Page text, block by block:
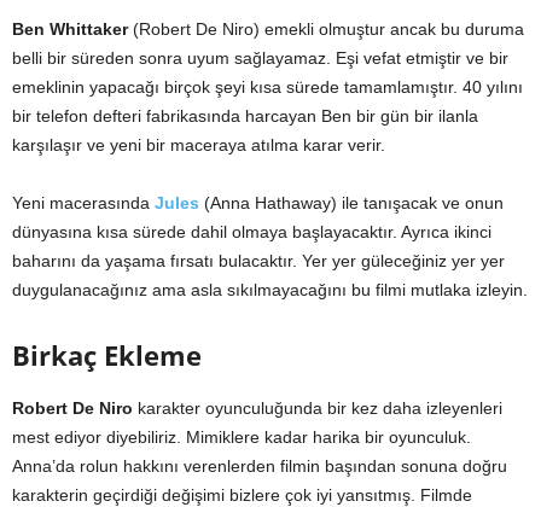
Ben Whittaker(Robert De Niro) emekli olmuştur ancak bu duruma
belli bir süreden sonra uyum sağlayamaz. Eşi vefat etmiştir ve bir
emeklinin yapacağı birçok şeyi kısa sürede tamamlamıştır. 40 yılını
bir telefon defteri fabrikasında harcayan Ben bir gün bir ilanla
karşılaşır ve yeni bir maceraya atılma karar verir.
Yeni macerasında Jules (Anna Hathaway) ile tanışacak ve onun
dünyasına kısa sürede dahil olmaya başlayacaktır. Ayrıca ikinci
baharını da yaşama fırsatı bulacaktır. Yer yer güleceğiniz yer yer
duygulanacağınız ama asla sıkılmayacağını bu filmi mutlaka izleyin.
Birkaç Ekleme
Robert De Niro karakter oyunculuğunda bir kez daha izleyenleri
mest ediyor diyebiliriz. Mimiklere kadar harika bir oyunculuk.
Anna’da rolun hakkını verenlerden filmin başından sonuna doğru
karakterin geçirdiği değişimi bizlere çok iyi yansıtmış. Filmde